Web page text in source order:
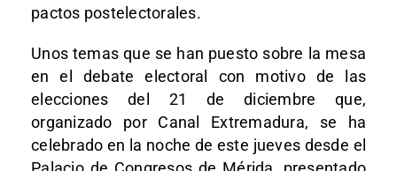
pactos postelectorales.
Unos temas que se han puesto sobre la mesa
en el debate electoral con motivo de las
elecciones del 21 de diciembre que,
organizado por Canal Extremadura, se ha
celebrado en la noche de este jueves desde el